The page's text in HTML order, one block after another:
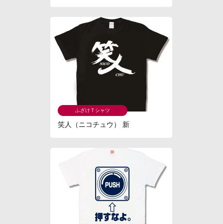
ふざけＴシャツ
笑人（ニコチュウ） 新